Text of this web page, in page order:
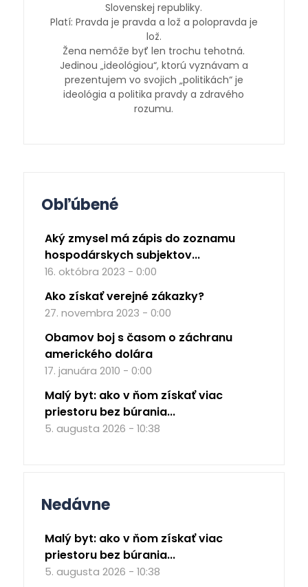
Slovenskej republiky.
Platí: Pravda je pravda a lož a polopravda je
lož.
Žena nemôže byť len trochu tehotná.
Jedinou „ideológiou“, ktorú vyznávam a
prezentujem vo svojich „politikách“ je
ideológia a politika pravdy a zdravého
rozumu.
Obľúbené
Aký zmysel má zápis do zoznamu
hospodárskych subjektov...
16. októbra 2023 - 0:00
Ako získať verejné zákazky?
27. novembra 2023 - 0:00
Obamov boj s časom o záchranu
amerického dolára
17. januára 2010 - 0:00
Malý byt: ako v ňom získať viac
priestoru bez búrania...
5. augusta 2026 - 10:38
Nedávne
Malý byt: ako v ňom získať viac
priestoru bez búrania...
5. augusta 2026 - 10:38